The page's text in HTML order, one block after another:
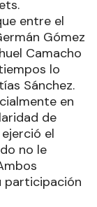
entre el
Gómez
Camacho
lo
Sánchez.
en
de
el
no le
participación